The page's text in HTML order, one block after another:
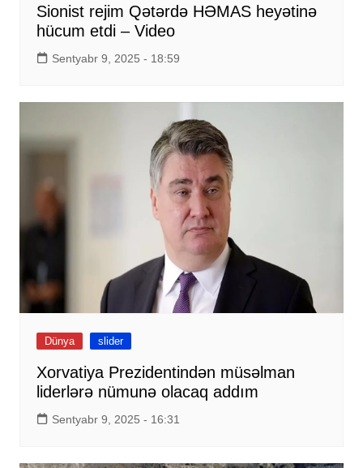
Sionist rejim Qətərdə HƏMAS heyətinə
hücum etdi – Video
Sentyabr 9, 2025 - 18:59
Dünya slider
Xorvatiya Prezidentindən müsəlman
liderlərə nümunə olacaq addım
Sentyabr 9, 2025 - 16:31